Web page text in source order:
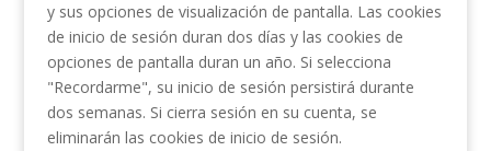
y sus opciones de visualización de pantalla. Las cookies
de inicio de sesión duran dos días y las cookies de
opciones de pantalla duran un año. Si selecciona
"Recordarme", su inicio de sesión persistirá durante
dos semanas. Si cierra sesión en su cuenta, se
eliminarán las cookies de inicio de sesión.